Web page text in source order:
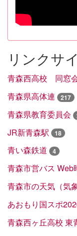
リンクサ
青森西高校 同窓
青森県高体連 217
青森県教育委員会
JR新青森駅 18
青い森鉄道 4
青森市営バス Web
青森市の天気（気
あおもり国スポ
青森西ヶ丘高校 東